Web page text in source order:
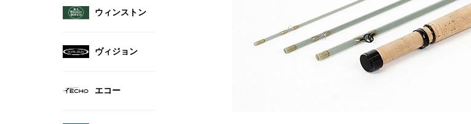
ウィンストン
ヴィジョン
エコー